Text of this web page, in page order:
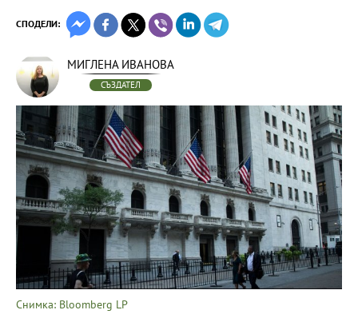
СПОДЕЛИ:
МИГЛЕНА ИВАНОВА
СЪЗДАТЕЛ
Снимка: Bloomberg LP